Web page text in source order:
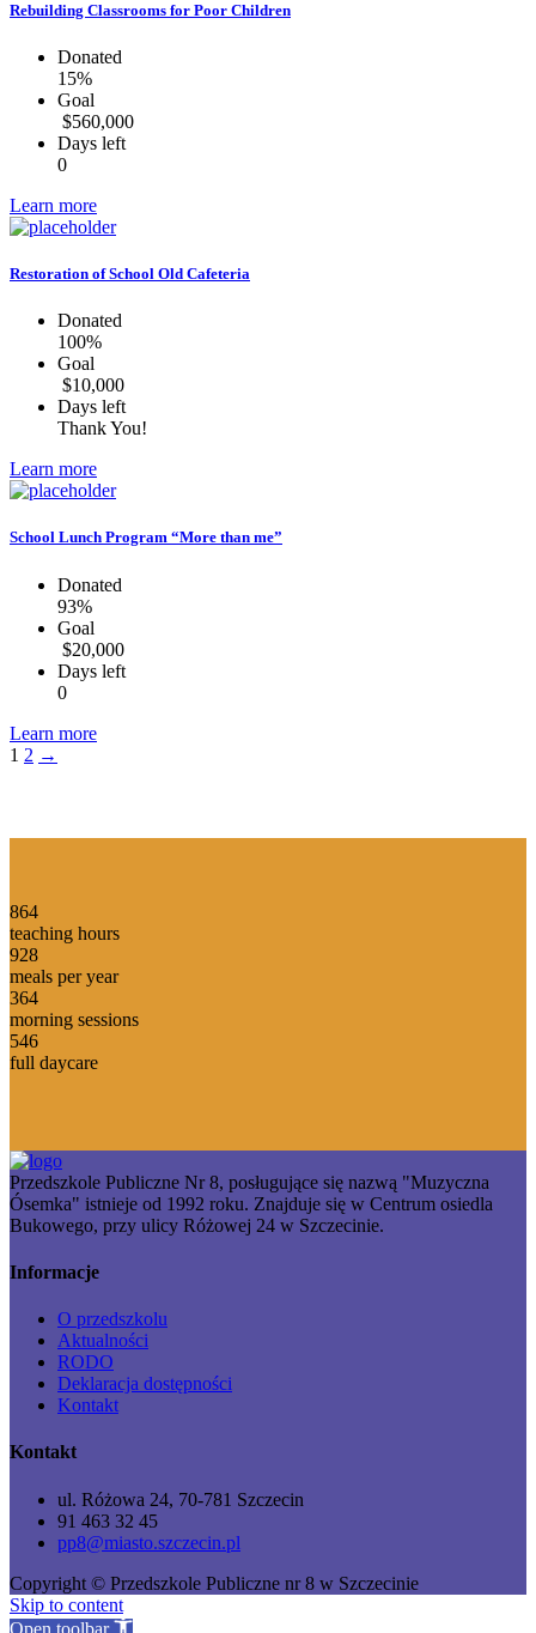
Rebuilding Classrooms for Poor Children
Donated
15%
Goal
$560,000
Days left
0
Learn more
Restoration of School Old Cafeteria
Donated
100%
Goal
$10,000
Days left
Thank You!
Learn more
School Lunch Program “More than me”
Donated
93%
Goal
$20,000
Days left
0
Learn more
Posts
1 2 →
864
teaching hours
928
meals per year
364
morning sessions
546
full daycare
Przedszkole Publiczne Nr 8, posługujące się nazwą "Muzyczna
Ósemka" istnieje od 1992 roku. Znajduje się w Centrum osiedla
Bukowego, przy ulicy Różowej 24 w Szczecinie.
Informacje
O przedszkolu
Aktualności
RODO
Deklaracja dostępności
Kontakt
Kontakt
ul. Różowa 24, 70-781 Szczecin
91 463 32 45
pp8@miasto.szczecin.pl
Copyright © Przedszkole Publiczne nr 8 w Szczecinie
Skip to content
Open toolbar